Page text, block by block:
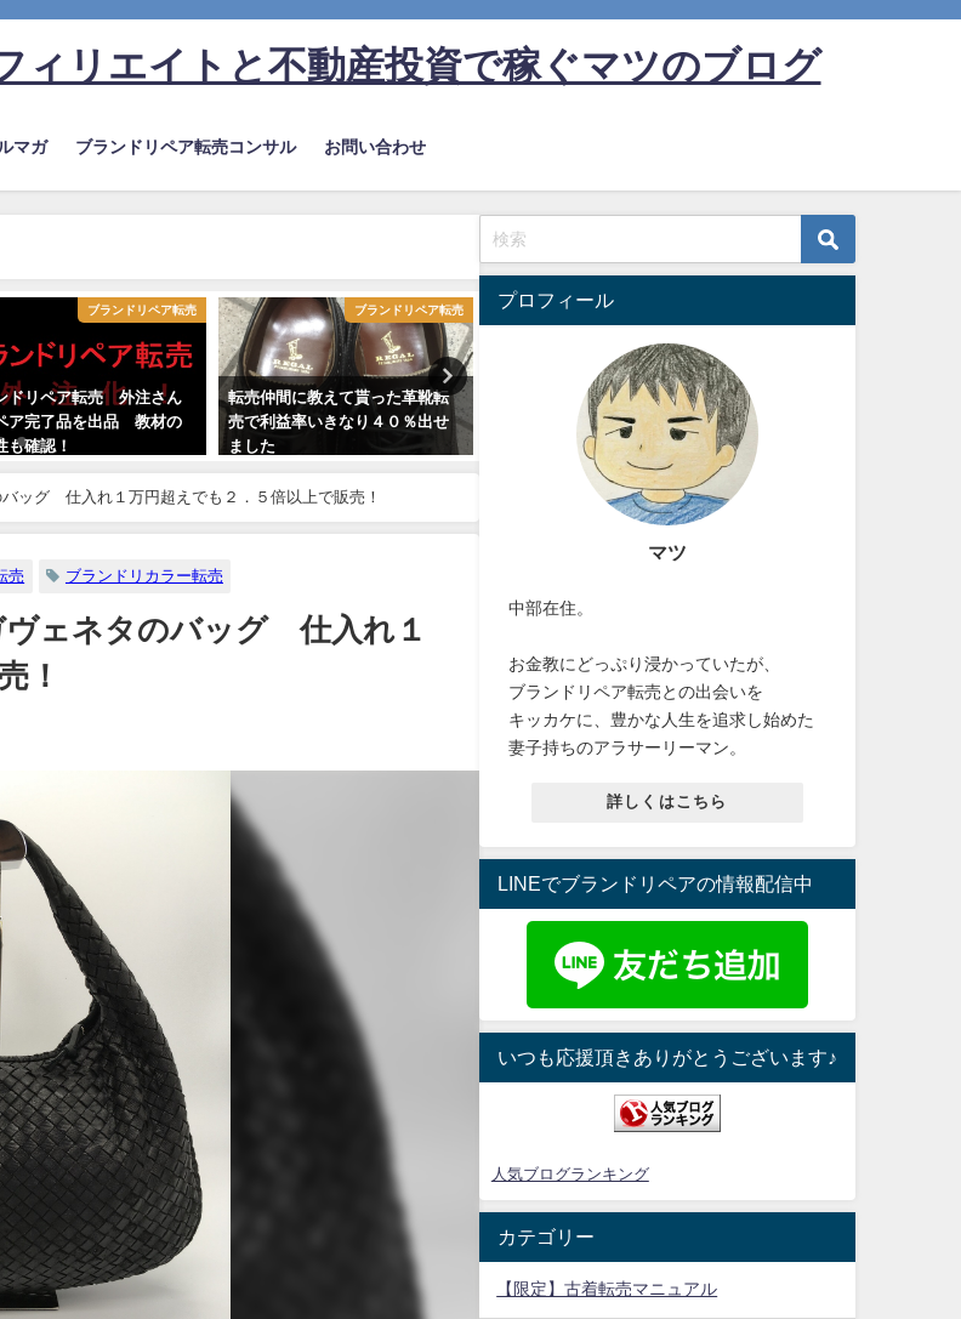
ィリエイトと不動産投資で稼ぐマツのブログ
マガ ブランドリペア転売コンサル お問い合わせ
ブランドリペア転売
ドリペア転売 外注さん
ア完了品を出品 教材の
も確認！
ブランドリペア転売
転売仲間に教えて貰った革靴転
売で利益率いきなり４０％出せ
ました
ブランドリペア転売教材 黄ば
み、黒ずみ清掃編
ッグ 仕入れ１万円超えでも２．５倍以上で販売！
売 ブランドリカラー転売
ェネタのバッグ 仕入れ１
！
プロフィール
マツ
中部在住。
お金教にどっぷり浸かっていたが、
ブランドリペア転売との出会いを
キッカケに、豊かな人生を追求し始めた
妻子持ちのアラサーリーマン。
詳しくはこちら
LINEでブランドリペアの情報配信中
いつも応援頂きありがとうございます♪
人気ブログランキング
カテゴリー
【限定】古着転売マニュアル